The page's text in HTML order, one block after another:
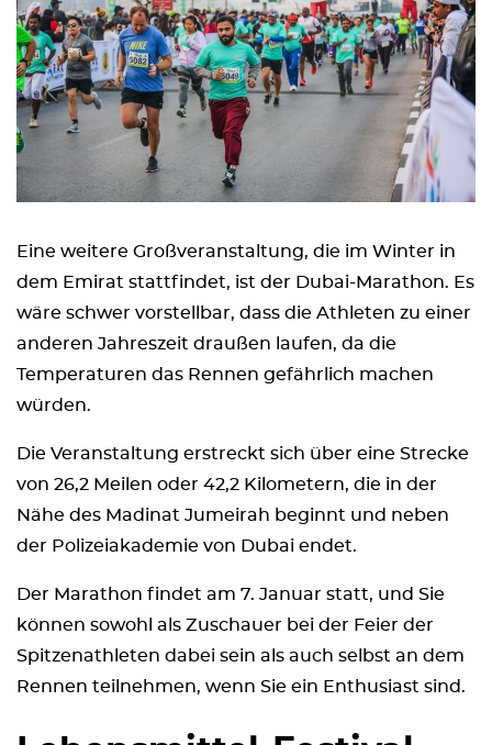
Eine weitere Großveranstaltung, die im Winter in
dem Emirat stattfindet, ist der Dubai-Marathon. Es
wäre schwer vorstellbar, dass die Athleten zu einer
anderen Jahreszeit draußen laufen, da die
Temperaturen das Rennen gefährlich machen
würden.
Die Veranstaltung erstreckt sich über eine Strecke
von 26,2 Meilen oder 42,2 Kilometern, die in der
Nähe des Madinat Jumeirah beginnt und neben
der Polizeiakademie von Dubai endet.
Der Marathon findet am 7. Januar statt, und Sie
können sowohl als Zuschauer bei der Feier der
Spitzenathleten dabei sein als auch selbst an dem
Rennen teilnehmen, wenn Sie ein Enthusiast sind.